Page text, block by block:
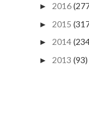
► 2016
► 2015
► 2014
► 2013 (93)